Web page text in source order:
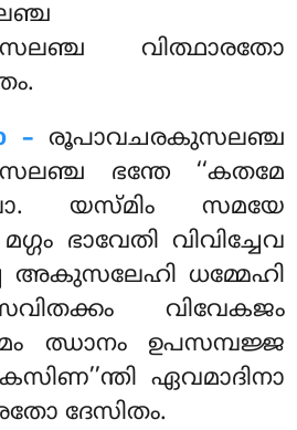
വിത്ഥാരതോ
–രൂപാവചരകുസലഞ്ച
ഭന്തേ ‘‘കതമേ
യസ്മിം സമയേ
ഭാവേതി വിവിച്ചേവ
അകുസലേഹി ധമ്മേഹി
വിവേകജം
ഝാനം ഉപസമ്പജ്ജ
ഏവമാദിനാ
ദേസിതം.